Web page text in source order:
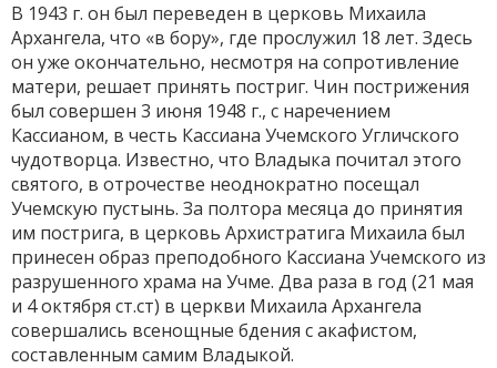
В 1943 г. он был переведен в церковь Михаила
Архангела, что «в бору», где прослужил 18 лет. Здесь
он уже окончательно, несмотря на сопротивление
матери, решает принять постриг. Чин постриже­ния
был совершен 3 июня 1948 г., с наречением
Кассианом, в честь Кассиана Учемского Угличского
чудотворца. Известно, что Владыка почитал этого
святого, в отрочестве неоднократно посещал
Учемскую пустынь. За полтора месяца до принятия
им пострига, в церковь Ар­хистратига Михаила был
принесен образ преподобного Кассиана Учемского из
разрушенного храма на Учме. Два раза в год (21 мая
и 4 октября ст.ст) в церкви Михаила Архангела
совершались всенощ­ные бдения с акафистом,
составленным самим Владыкой.